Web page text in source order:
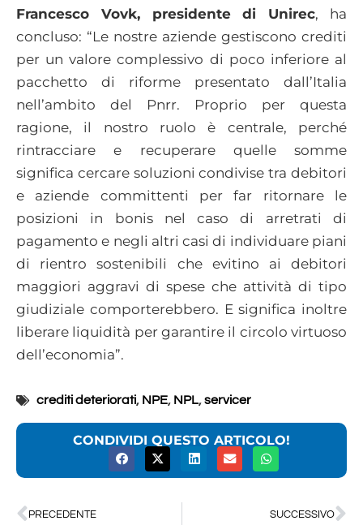
Francesco Vovk, presidente di Unirec, ha
concluso: “Le nostre aziende gestiscono crediti
per un valore complessivo di poco inferiore al
pacchetto di riforme presentato dall’Italia
nell’ambito del Pnrr. Proprio per questa
ragione, il nostro ruolo è centrale, perché
rintracciare e recuperare quelle somme
significa cercare soluzioni condivise tra debitori
e aziende committenti per far ritornare le
posizioni in bonis nel caso di arretrati di
pagamento e negli altri casi di individuare piani
di rientro sostenibili che evitino ai debitori
maggiori aggravi di spese che attività di tipo
giudiziale comporterebbero. E significa inoltre
liberare liquidità per garantire il circolo virtuoso
dell’economia”.
crediti deteriorati, NPE, NPL,servicer
CONDIVIDI QUESTO ARTICOLO!
PRECEDENTE SUCCESSIVO